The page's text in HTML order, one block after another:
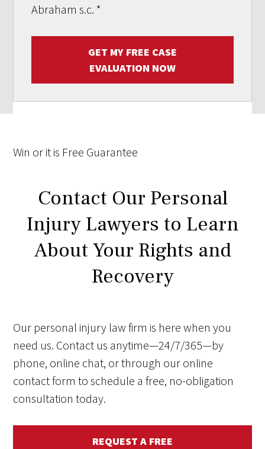
Abraham s.c. *
GET MY FREE CASE
EVALUATION NOW
Win or it is Free Guarantee
Contact Our Personal
Injury Lawyers to Learn
About Your Rights and
Recovery
Our personal injury law firm is here when you
need us. Contact us anytime—24/7/365—by
phone, online chat, or through our online
contact form to schedule a free, no-obligation
consultation today.
REQUEST A FREE